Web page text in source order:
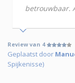
betrouwbaar.
Review van 4
Geplaatst door
Spijkenisse)